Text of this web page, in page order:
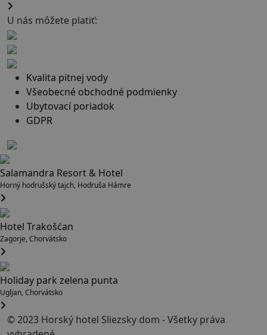
U nás môžete platiť:
Kvalita pitnej vody
Všeobecné obchodné podmienky
Ubytovací poriadok
GDPR
Salamandra Resort & Hotel
Horný hodrušský tajch, Hodruša Hámre
Hotel Trakošćan
Zagorje, Chorvátsko
Holiday park zelena punta
Ugljan, Chorvátsko
© 2023 Horský hotel Sliezsky dom - Všetky práva